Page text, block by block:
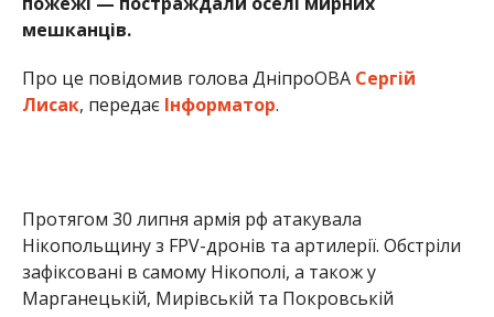
громадах.
Внаслідок ворожої атаки спалахнув приватний
будинок. Площа пожежі склала близько 150 м кв.
Також загорілася суха трава. Рятувальникам
багатоквартирний дім і кілька торгових точок.
Попередньо, обійшлося без постраждалих.